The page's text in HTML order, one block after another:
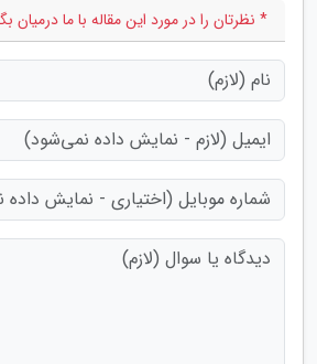
* نظرتان را در مورد این مقاله با ما درمیان